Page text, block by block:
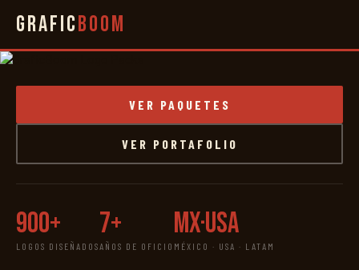
GraficBoom
VER PAQUETES
VER PORTAFOLIO
900+
LOGOS DISEÑADOS
7+
AÑOS DE OFICIO
MX·USA
MÉXICO · USA · LATAM